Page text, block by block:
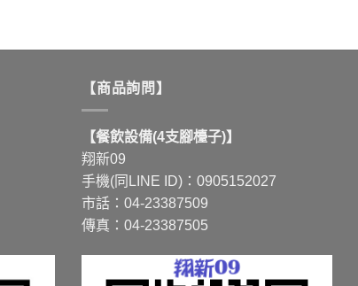
【商品詢問】
【餐飲設備(4支腳檯子)】
翔新09
手機(同LINE ID)：0905152027
市話：04-23387509
傳真：04-23387505